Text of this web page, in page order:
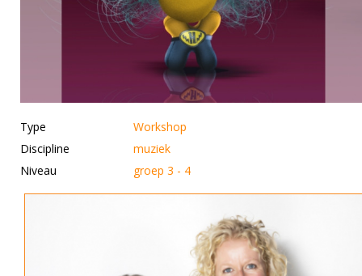
Type
Workshop
Discipline
muziek
Niveau
groep 3 - 4